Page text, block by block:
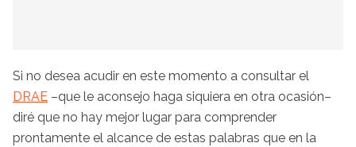
Si no desea acudir en este momento a consultar el
DRAE –que le aconsejo haga siquiera en otra ocasión–
diré que no hay mejor lugar para comprender
prontamente el alcance de estas palabras que en la